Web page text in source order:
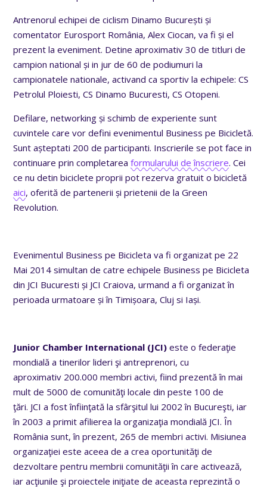
Antrenorul echipei de ciclism Dinamo București și
comentator Eurosport România, Alex Ciocan, va fi și el
prezent la eveniment. Detine aproximativ 30 de titluri de
campion national și in jur de 60 de podiumuri la
campionatele nationale, activand ca sportiv la echipele: CS
Petrolul Ploiesti, CS Dinamo Bucuresti, CS Otopeni.
Defilare, networking și schimb de experiente sunt
cuvintele care vor defini evenimentul Business pe Bicicletă.
Sunt așteptati 200 de participanti. Inscrierile se pot face in
continuare prin completareaformularului de înscriere. Cei
ce nu detin biciclete proprii pot rezerva gratuit o bicicletă
aici, oferită de partenerii și prietenii de la Green
Revolution.
Evenimentul Business pe Bicicleta va fi organizat pe 22
Mai 2014 simultan de catre echipele Business pe Bicicleta
din JCI Bucuresti și JCI Craiova, urmand a fi organizat în
perioada urmatoare și în Timișoara, Cluj si Iași.
Junior Chamber International (JCI) este o federaţie
mondială a tinerilor lideri şi antreprenori, cu
aproximativ 200.000 membri activi, fiind prezentă în mai
mult de 5000 de comunităţi locale din peste 100 de
ţări. JCI a fost înfiinţată la sfârşitul lui 2002 în Bucureşti, iar
în 2003 a primit afilierea la organizaţia mondială JCI. În
România sunt, în prezent, 265 de membri activi. Misiunea
organizaţiei este aceea de a crea oportunităţi de
dezvoltare pentru membrii comunităţii în care activează,
iar acţiunile şi proiectele iniţiate de aceasta reprezintă o